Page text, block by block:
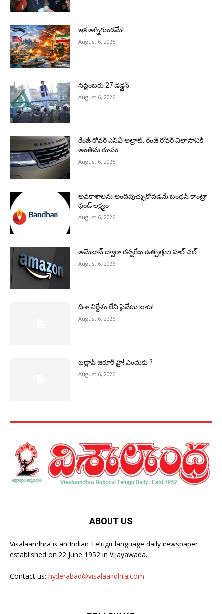
ఇక అగ్నిగుండమే!
August 6, 2026
సెప్టెంబరు 27 డెడ్లైన్
August 6, 2026
రేంజ్ రోవర్ ఎస్‌వీ అల్రాట్: రేంజ్ రోవర్ విలాసానికి
అంతిమ రూపం
August 6, 2026
అవకాశాలను అందిపుచ్చుకోవడమే బంధన్ కాంట్రా
ఫండ్ లక్ష్యం
August 6, 2026
అమెజాన్ ద్వారా రన్నరేఖ ఉత్పత్తుల హల్ చల్
August 6, 2026
దిశా నిర్దేశం లేని పైవేటు బాట!
August 6, 2026
బద్లావ్ జరూరీ హై! ఎందుకు ?
August 6, 2026
ABOUT US
Visalaandhra is an Indian Telugu-language daily newspaper
established on 22 June 1952 in Vijayawada.
Contact us: hyderabad@visalaandhra.com